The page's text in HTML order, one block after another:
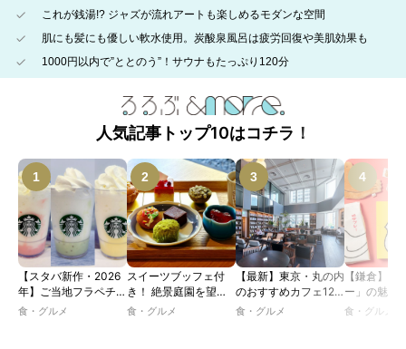
これが銭湯!? ジャズが流れアートも楽しめるモダンな空間
肌にも髪にも優しい軟水使用。炭酸泉風呂は疲労回復や美肌効果も
1000円以内で”ととのう”！サウナもたっぷり120分
人気記事トップ10はコチラ！
【スタバ新作・2026
年】ご当地フラペチー
ノが新登場！ 地域と
食・グルメ
スイーツブッフェ付
き！ 絶景庭園を望む
ホテルレストランで味
食・グルメ
【最新】東京・丸の内
のおすすめカフェ12
選｜ひとりでゆったり
食・グルメ
【鎌倉】「
ー」の魅力
説！ 定番商
食・グルメ